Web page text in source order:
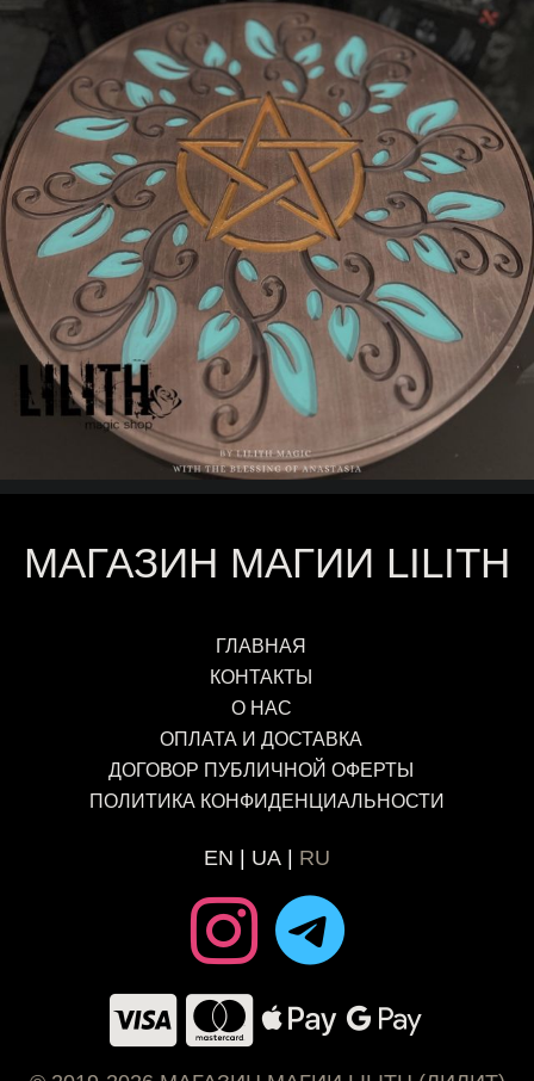
МАГАЗИН МАГИИ LILITH
ГЛАВНАЯ
КОНТАКТЫ
О НАС
ОПЛАТА И ДОСТАВКА
ДОГОВОР ПУБЛИЧНОЙ ОФЕРТЫ
ПОЛИТИКА КОНФИДЕНЦИАЛЬНОСТИ
EN UA RU